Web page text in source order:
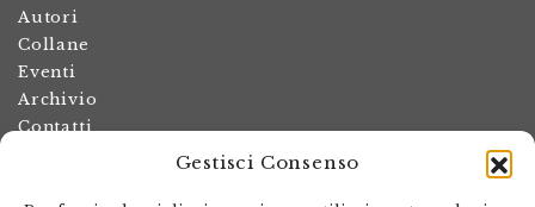
Gestisci Consenso
Autori
Collane
Eventi
Archivio
Contatti
Termini e condizioni
Spese di spedizione